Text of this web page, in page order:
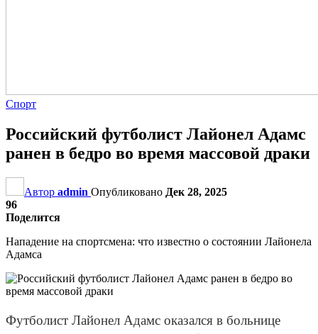
Спорт
Российский футболист Лайонел Адамс
ранен в бедро во время массовой драки
Автор admin Опубликовано Дек 28, 2025
96
Поделится
Нападение на спортсмена: что известно о состоянии Лайонела
Адамса
Футболист Лайонел Адамс оказался в больнице